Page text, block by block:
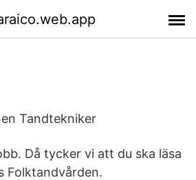
Tandtekniker
Då tycker vi att du ska läsa
Folktandvården.